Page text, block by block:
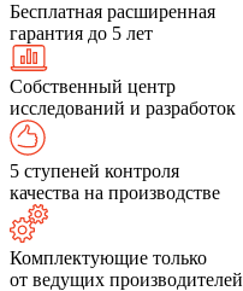
Бесплатная расширенная
гарантия до 5 лет
Собственный центр
исследований и разработок
5 ступеней контроля
качества на производстве
Комплектующие только
от ведущих производителей